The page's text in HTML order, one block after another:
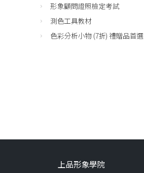
形象顧問證照檢定考試
測色工具教材
色彩分析小物 (7折) 禮贈品首選
上品形象學院